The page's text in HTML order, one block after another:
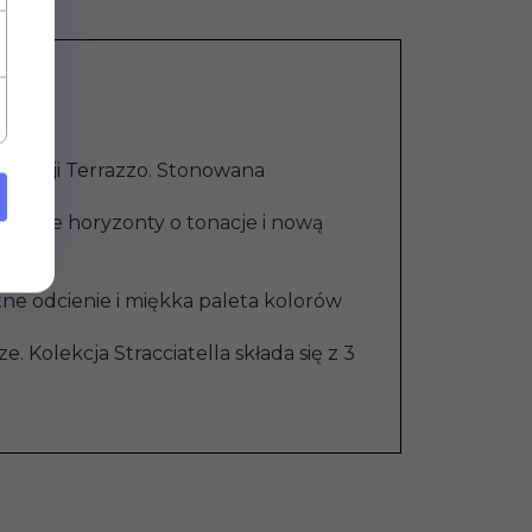
Terrazzo. Stonowana
swoje horyzonty o tonacje i nową
odcienie i miękka paleta kolorów
Kolekcja Stracciatella składa się z 3